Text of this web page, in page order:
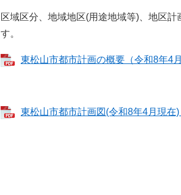
区域区分、地域地区(用途地域等)、地区
す。
東松山市都市計画の概要（令和8年4
東松山市都市計画図(令和8年4月現在